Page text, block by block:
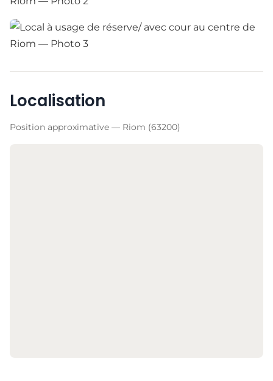
Localisation
Position approximative — Riom (63200)